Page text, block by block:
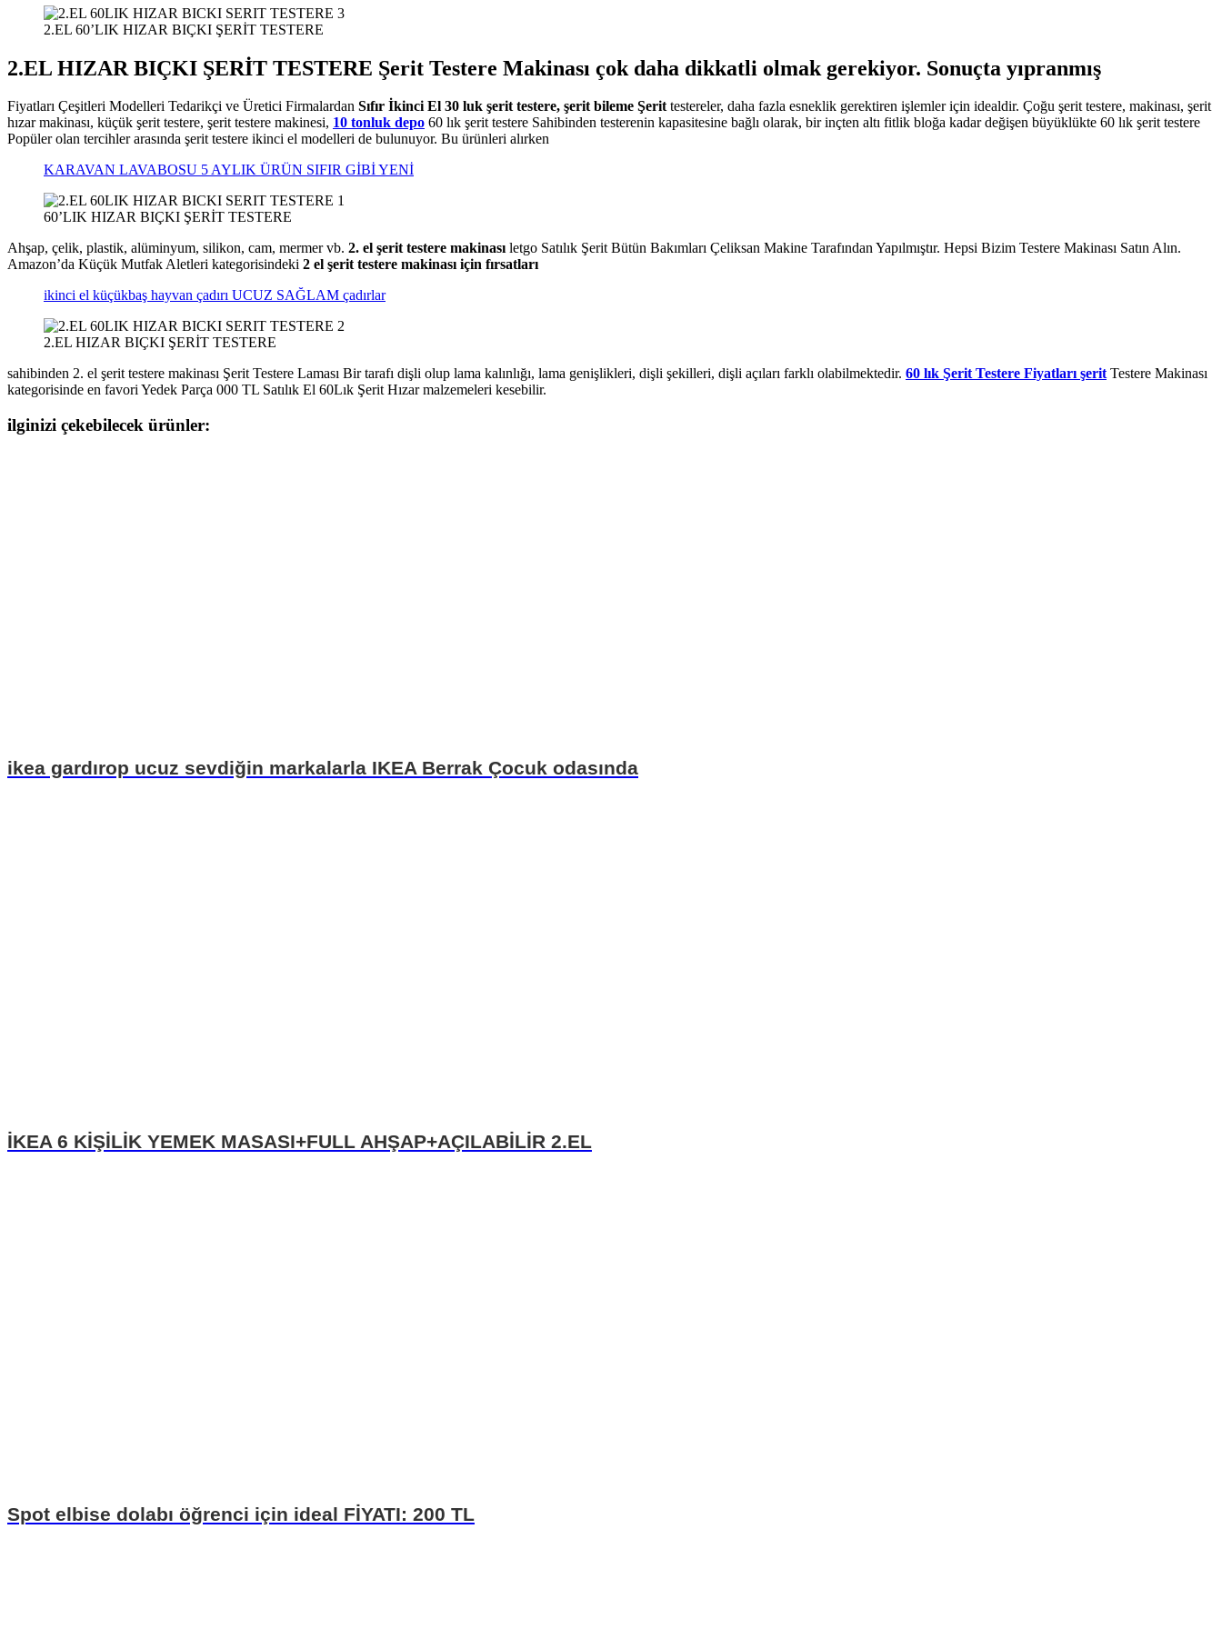
2.EL 60’LIK HIZAR BIÇKI ŞERİT TESTERE
2.EL HIZAR BIÇKI ŞERİT TESTERE Şerit Testere Makinası çok daha dikkatli olmak gerekiyor. Sonuçta yıpranmış
Fiyatları Çeşitleri Modelleri Tedarikçi ve Üretici Firmalardan Sıfır İkinci El 30 luk şerit testere, şerit bileme Şerittestereler, daha fazla esneklik gerektiren işlemler için idealdir. Çoğu şerit testere, makinası, şerit
hızar makinası, küçük şerit testere, şerit testere makinesi, 10 tonluk depo 60 lık şerit testere Sahibinden testerenin kapasitesine bağlı olarak, bir inçten altı fitlik bloğa kadar değişen büyüklükte 60 lık şerit testere
Popüler olan tercihler arasında şerit testere ikinci el modelleri de bulunuyor. Bu ürünleri alırken
KARAVAN LAVABOSU 5 AYLIK ÜRÜN SIFIR GİBİ YENİ
60’LIK HIZAR BIÇKI ŞERİT TESTERE
Ahşap, çelik, plastik, alüminyum, silikon, cam, mermer vb. 2. el şerit testere makinasıletgo Satılık Şerit Bütün Bakımları Çeliksan Makine Tarafından Yapılmıştır. Hepsi Bizim Testere Makinası Satın Alın.
Amazon’da Küçük Mutfak Aletleri kategorisindeki 2 el şerit testere makinası için fırsatları
ikinci el küçükbaş hayvan çadırı UCUZ SAĞLAM çadırlar
2.EL HIZAR BIÇKI ŞERİT TESTERE
sahibinden 2. el şerit testere makinası Şerit Testere Laması Bir tarafı dişli olup lama kalınlığı, lama genişlikleri, dişli şekilleri, dişli açıları farklı olabilmektedir. 60 lık Şerit Testere Fiyatları şerit Testere Makinası
kategorisinde en favori Yedek Parça 000 TL Satılık El 60Lık Şerit Hızar malzemeleri kesebilir.
ilginizi çekebilecek ürünler:
ikea gardırop ucuz sevdiğin markalarla IKEA Berrak Çocuk odasında
İKEA 6 KİŞİLİK YEMEK MASASI+FULL AHŞAP+AÇILABİLİR 2.EL
Spot elbise dolabı öğrenci için ideal FİYATI: 200 TL